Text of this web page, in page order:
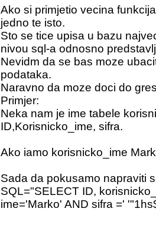
Ako si primjetio vecina
jedno te isto.
Sto se tice upisa u bazu
nivou sql-a odnosno
Nevidm da se bas moze
podataka.
Naravno da moze doci do
Primjer:
Neka nam je ime tabele
ID,Korisnicko_ime, sifra.
Ako iamo korisnicko_ime
Sada da pokusamo napraviti
SQL="SELECT ID,
ime='Marko' AND sifra ='